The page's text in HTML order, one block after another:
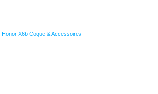
Honor X6b Coque & Accessoires